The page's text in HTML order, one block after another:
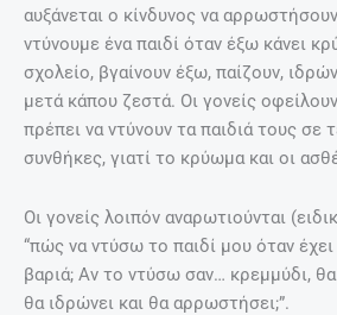
αυξάνεται ο κίνδυνος να
ντύνουμε ένα παιδί όταν έξω κάνει
σχολείο, βγαίνουν έξω, παίζουν,
μετά κάπου ζεστά. Οι γονείς
πρέπει να ντύνουν τα παιδιά τους σε
συνθήκες, γιατί το κρύωμα και οι
Οι γονείς λοιπόν αναρωτιούνται
“πώς να ντύσω το παιδί μου όταν
βαριά; Αν το ντύσω σαν… κρεμμύδι,
θα ιδρώνει και θα αρρωστήσει;”.